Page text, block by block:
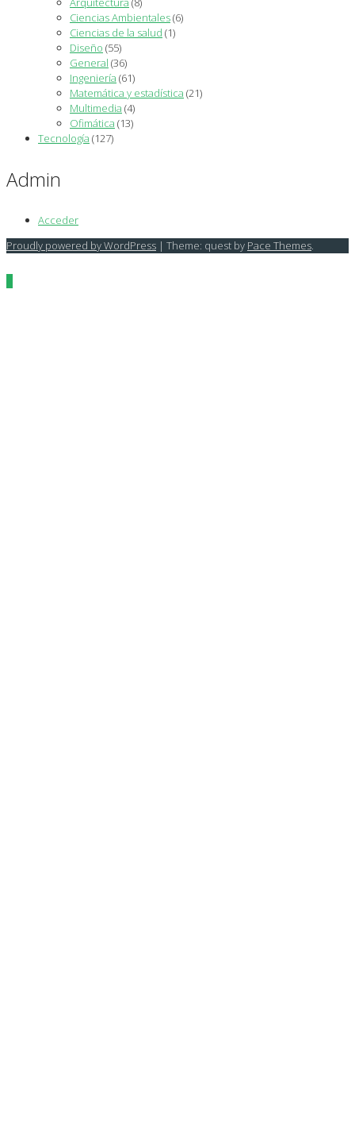
Ciencias Ambientales(6)
Ciencias de la salud (1)
Diseño (55)
General (36)
Ingeniería (61)
Matemática y estadística (21)
Multimedia (4)
Ofimática (13)
Tecnología (127)
Admin
Acceder
Proudly powered by WordPress | Theme: quest by Pace Themes.